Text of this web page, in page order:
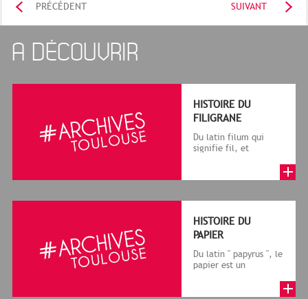
PRÉCÉDENT SUIVANT
A DÉCOUVRIR
HISTOIRE DU
FILIGRANE
Du latin filum qui
signifie fil, et
le cadre de la f...
HISTOIRE DU
PAPIER
Du latin " papyrus ", le
papier est un